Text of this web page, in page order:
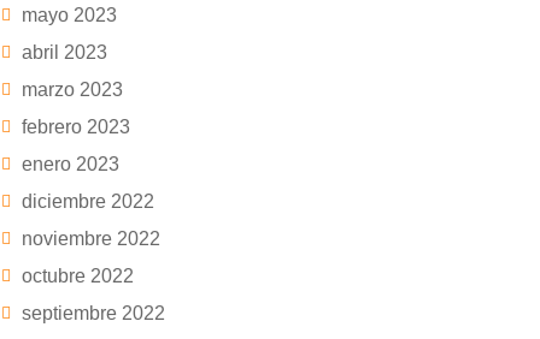
mayo 2023
abril 2023
marzo 2023
febrero 2023
enero 2023
diciembre 2022
noviembre 2022
octubre 2022
septiembre 2022